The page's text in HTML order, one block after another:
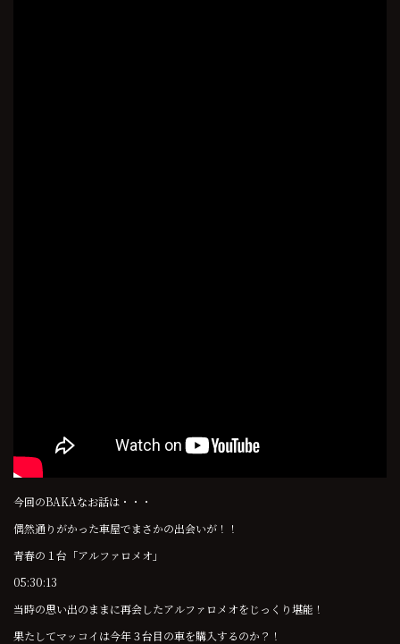
今回のBAKAなお話は・・・
偶然通りがかった車屋でまさかの出会いが！！
青春の１台「アルファロメオ」
05:30:13
当時の思い出のままに再会したアルファロメオをじっくり堪能！
果たしてマッコイは今年３台目の車を購入するのか？！